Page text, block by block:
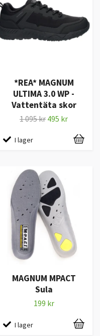
*REA* MAGNUM
ULTIMA 3.0 WP -
Vattentäta skor
1 095 kr 495 kr
I lager
MAGNUM MPACT
Sula
199 kr
I lager